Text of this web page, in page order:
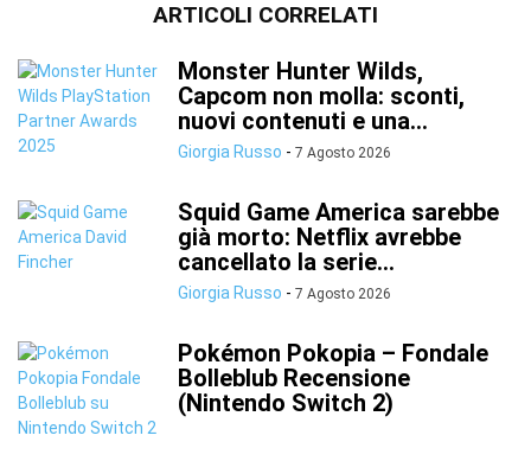
ARTICOLI CORRELATI
Monster Hunter Wilds,
Capcom non molla: sconti,
nuovi contenuti e una...
Giorgia Russo - 7 Agosto 2026
Squid Game America sarebbe
già morto: Netflix avrebbe
cancellato la serie...
Giorgia Russo - 7 Agosto 2026
Pokémon Pokopia – Fondale
Bolleblub Recensione
(Nintendo Switch 2)